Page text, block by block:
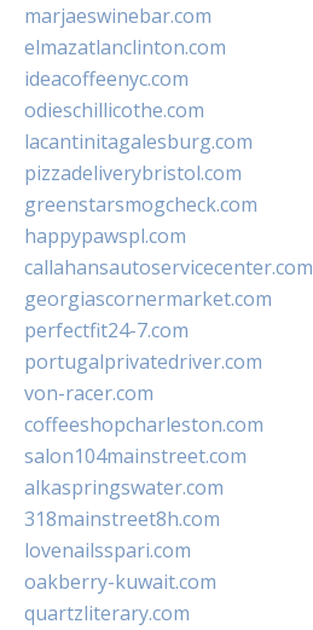
marjaeswinebar.com
elmazatlanclinton.com
ideacoffeenyc.com
odieschillicothe.com
lacantinitagalesburg.com
pizzadeliverybristol.com
greenstarsmogcheck.com
happypawspl.com
callahansautoservicecenter.com
georgiascornermarket.com
perfectfit24-7.com
portugalprivatedriver.com
von-racer.com
coffeeshopcharleston.com
salon104mainstreet.com
alkaspringswater.com
318mainstreet8h.com
lovenailsspari.com
oakberry-kuwait.com
quartzliterary.com